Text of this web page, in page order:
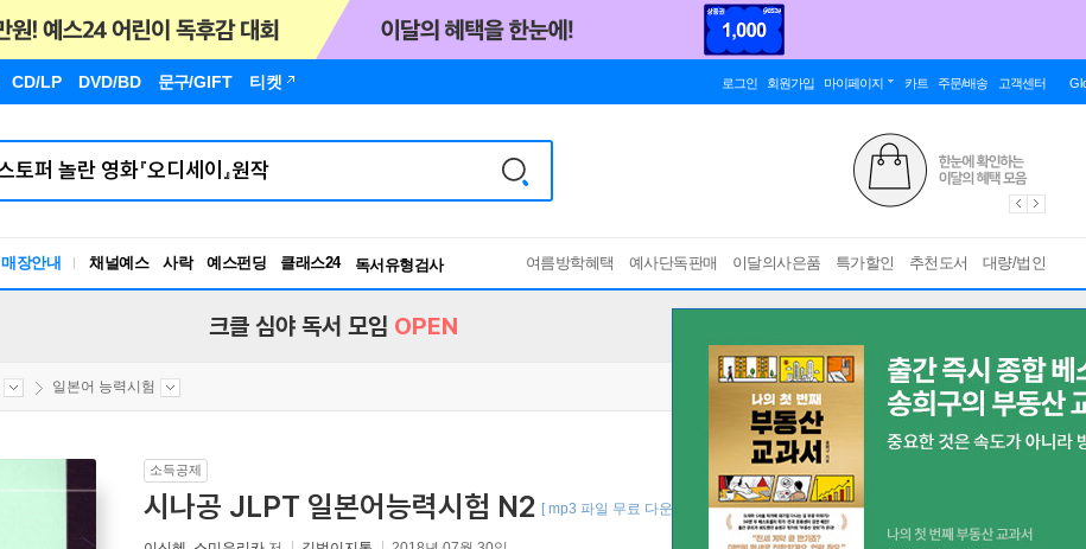
CD/LP DVD/BD 문구/GIFT 티켓 로그인 회원가입 마이페이지 카트 주문/배송 고객센터
매장안내 채널예스 사락 예스펀딩 클래스24
독서유형검사
RBTI Lab
여름방학혜택 예사단독판매 이달의사은품 특가할인 추천도서 대량/법인
크클 심야 독서 모임 OPEN
일본어 능력시험
소득공제
시나공 JLPT 일본어능력시험 N2 [ mp3 파일 무료 다운로드, 핵심문법 pdf 제공 ]